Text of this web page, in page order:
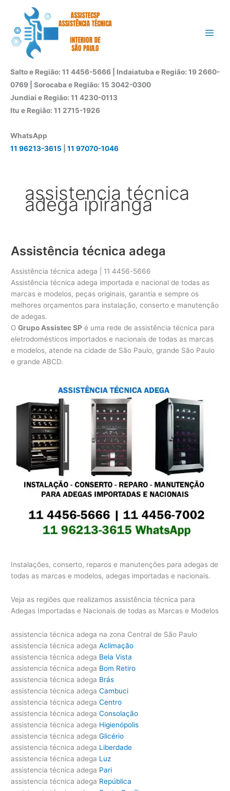
conteúdo
Salto e Região: 11 4456-5666 | Indaiatuba e Região: 19 2660-
0769 | Sorocaba e Região: 15 3042-0300
Jundiaí e Região: 11 4230-0113
Itu e Região: 11 2715-1926
WhatsApp
11 96213-3615
11 97070-1046
assistencia técnica
adega ipiranga
Assistência técnica adega
Assistência técnica adega | 11 4456-5666
Assistência técnica adega importada e nacional de todas as
marcas e modelos, peças originais, garantia e sempre os
melhores orçamentos para instalação, conserto e manutenção
de adegas.
OGrupo Assistec SP é uma rede de assistência técnica para
eletrodomésticos importados e nacionais de todas as marcas
e modelos, atende na cidade de São Paulo, grande São Paulo
e grande ABCD.
Instalações, conserto, reparos e manutenções para adegas de
todas as marcas e modelos, adegas importadas e nacionais.
Veja as regiões que realizamos assistência técnica para
Adegas Importadas e Nacionais de todas as Marcas e Modelos
assistencia técnica adega na zona Central de São Paulo
assistencia técnica adega Aclimação
assistencia técnica adega Bela Vista
assistencia técnica adega Bom Retiro
assistencia técnica adega Brás
assistencia técnica adega Cambuci
assistencia técnica adega Centro
assistencia técnica adega Consolação
assistencia técnica adega Higienópolis
assistencia técnica adega Glicério
assistencia técnica adega Liberdade
assistencia técnica adega Luz
assistencia técnica adega Pari
assistencia técnica adega República